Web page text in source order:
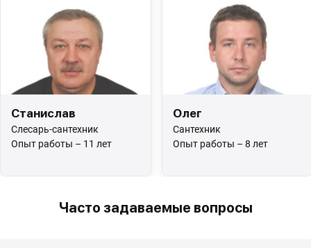
Станислав
Слесарь-сантехник
Опыт работы – 11 лет
Олег
Сантехник
Опыт работы – 8 лет
Часто задаваемые вопросы